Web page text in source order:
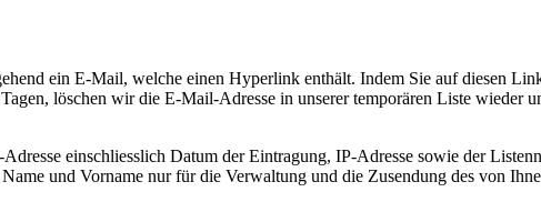
ein E-Mail, welche einen Hyperlink enthält. Indem Sie auf diesen
löschen wir die E-Mail-Adresse in unserer temporären Liste wieder
einschliesslich Datum der Eintragung, IP-Adresse sowie der
und Vorname nur für die Verwaltung und die Zusendung des von